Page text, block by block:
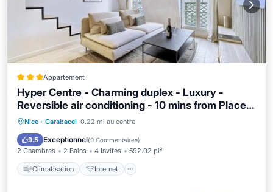
Appartement
Hyper Centre - Charming duplex - Luxury -
Reversible air conditioning - 10 mins from Place
MASSENA
Nice · Carabacel 0.22 mi au centre
9.5 Exceptionnel(9 Commentaires)
2 Chambres 2 Bains 4 Invités 592.02 pi²
Climatisation Internet
Climatisation
Internet
Sécurité/Sûreté